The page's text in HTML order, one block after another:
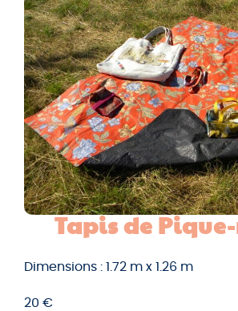
Tapis de
Dimensions : 1.72 m x 1.26 m
20 €